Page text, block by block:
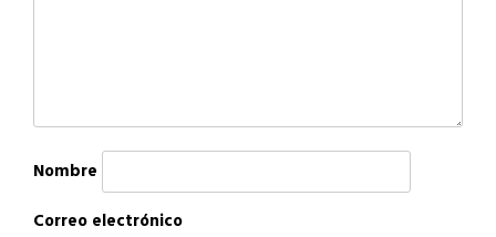
Nombre
Correo electrónico